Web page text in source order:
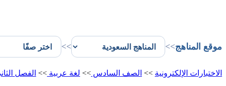
موقع المناهج>>
>>
الاختبارات الإلكترونية >> الصف السادس >> لغة عربية >> الفصل